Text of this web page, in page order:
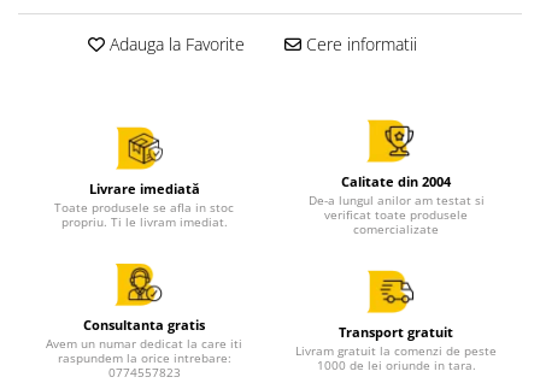
Adauga la Favorite Cere informatii
Livrare imediată
Toate produsele se afla in stoc
propriu. Ti le livram imediat.
Calitate din 2004
De-a lungul anilor am testat si
verificat toate produsele
comercializate
Consultanta gratis
Avem un numar dedicat la care iti
raspundem la orice intrebare:
0774557823
Transport gratuit
Livram gratuit la comenzi de peste
1000 de lei oriunde in tara.